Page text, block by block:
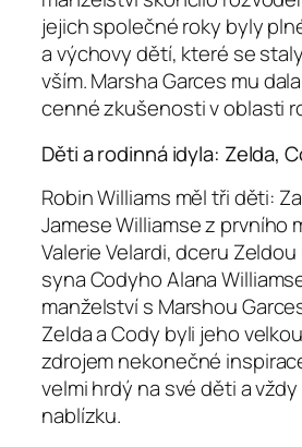
jejich společné roky byly
a výchovy dětí, které se
vším. Marsha Garces mu
cenné zkušenosti v oblasti
Děti a rodinná idyla: Zelda,
Robin Williams měl tři děti:
Jamese Williamse z prvního
Valerie Velardi, dceru Zeldou
syna Codyho Alana
manželství s Marshou
Zelda a Cody byli jeho
zdrojem nekonečné
velmi hrdý na své děti a
nablízku.